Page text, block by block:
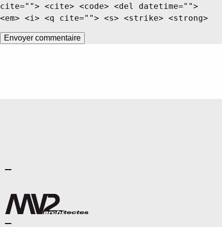
cite=""> <cite> <code> <del datetime="">
<em> <i> <q cite=""> <s> <strike> <strong>